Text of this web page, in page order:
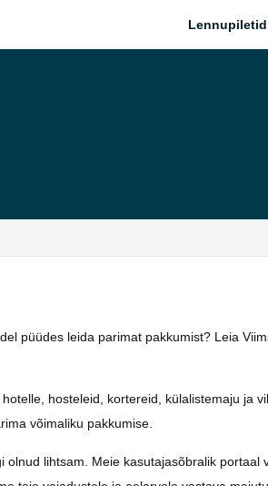
Lennupiletid
püüdes leida parimat pakkumist? Leia
hosteleid, kortereid, külalistemaju ja
võimaliku pakkumise.
lihtsam. Meie kasutajasõbralik